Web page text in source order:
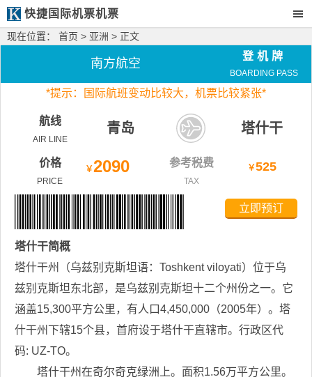
快捷国际机票机票
现在位置： 首页 > 亚洲 > 正文
南方航空
登机牌
BOARDING PASS
*提示：国际航班变动比较大， 机票比较紧张*
航线
AIR LINE
青岛 塔什干
价格
PRICE
￥2090 参考税费
TAX
￥525
立即预订
塔什干简概
塔什干州（乌兹别克斯坦语：Toshkent viloyati）位于乌
兹别克斯坦东北部，是乌兹别克斯坦十二个州份之一。它
涵盖15,300平方公里，有人口4,450,000（2005年）。塔
什干州下辖15个县，首府设于塔什干直辖市。行政区代
码: UZ-TO。
塔什干州在奇尔奇克绿洲上。面积1.56万平方公里。